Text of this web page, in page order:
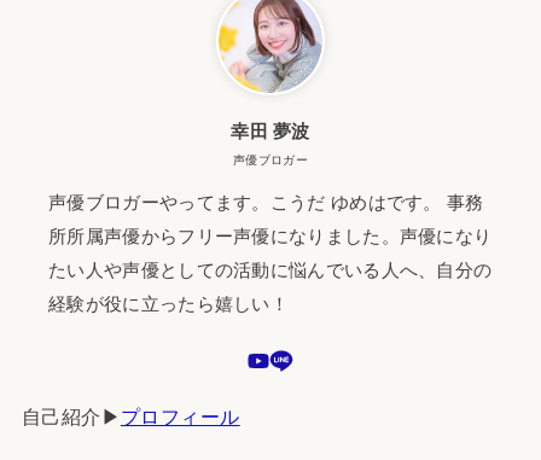
幸田 夢波
声優ブロガー
声優ブロガーやってます。こうだ ゆめはです。 事務
所所属声優からフリー声優になりました。声優になり
たい人や声優としての活動に悩んでいる人へ、自分の
経験が役に立ったら嬉しい！
自己紹介▶︎ プロフィール